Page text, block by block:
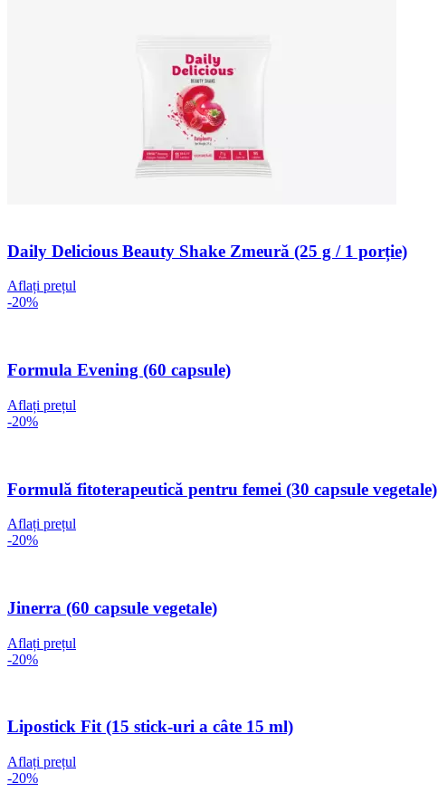
Daily Delicious Beauty Shake Zmeură (25 g / 1 porție)
Aflați prețul
-20%
Formula Evening (60 capsule)
Aflați prețul
-20%
Formulă fitoterapeutică pentru femei (30 capsule vegetale)
Aflați prețul
-20%
Jinerra (60 capsule vegetale)
Aflați prețul
-20%
Lipostick Fit (15 stick-uri a câte 15 ml)
Aflați prețul
-20%